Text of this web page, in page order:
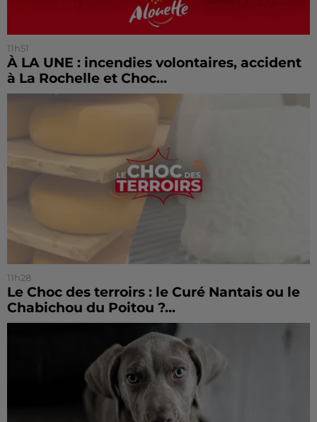
11h51
À LA UNE : incendies volontaires, accident
à La Rochelle et Choc...
11h28
Le Choc des terroirs : le Curé Nantais ou le
Chabichou du Poitou ?...